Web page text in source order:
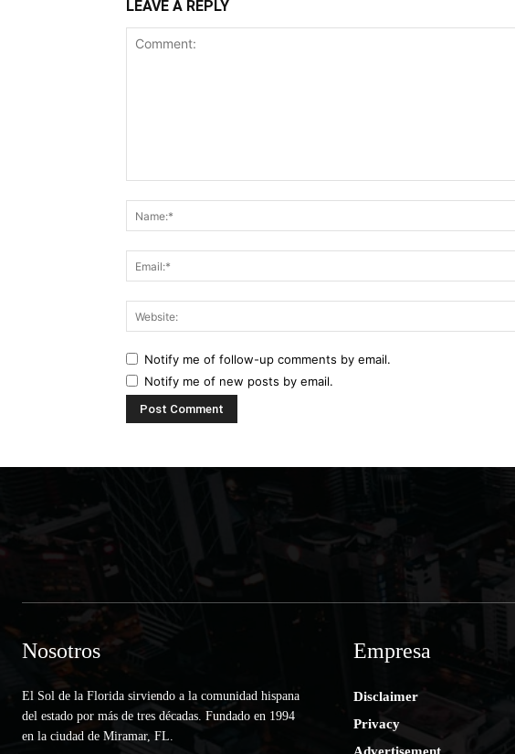
LEAVE A REPLY
Notify me of follow-up comments by email.
Notify me of new posts by email.
Nosotros
El Sol de la Florida sirviendo a la comunidad hispana
del estado por más de tres décadas. Fundado en 1994
en la ciudad de Miramar, FL.
Empresa
Disclaimer
Privacy